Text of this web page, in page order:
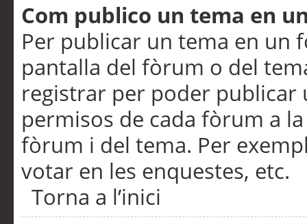
Com publico un tema en
Per publicar un tema en un
pantalla del fòrum o del
registrar per poder publicar
permisos de cada fòrum a
fòrum i del tema. Per
votar en les enquestes, etc.
Torna a l’inici